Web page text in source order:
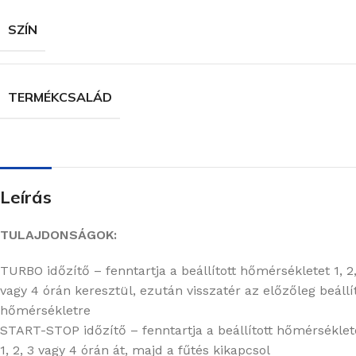
SZÍN
TERMÉKCSALÁD
Leírás
TULAJDONSÁGOK:
TURBO időzítő – fenntartja a beállított hőmérsékletet 1,
vagy 4 órán keresztül, ezután visszatér az előzőleg
hőmérsékletre
START-STOP időzítő – fenntartja a beállított
1, 2, 3 vagy 4 órán át, majd a fűtés kikapcsol